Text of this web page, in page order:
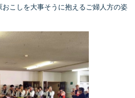
こしを大事そうに抱えるご婦人方の姿